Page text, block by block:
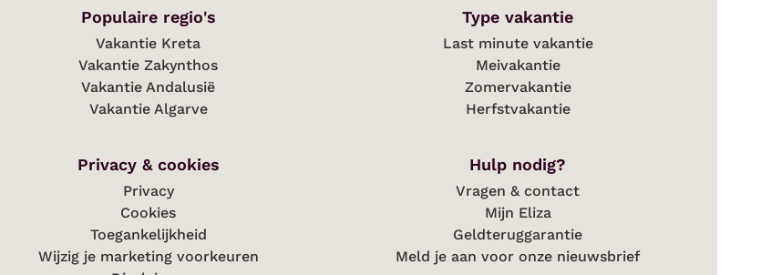
Populaire regio's
Vakantie Kreta
Vakantie Zakynthos
Vakantie Andalusië
Vakantie Algarve
Type vakantie
Last minute vakantie
Meivakantie
Zomervakantie
Herfstvakantie
Privacy & cookies
Privacy
Cookies
Toegankelijkheid
Wijzig je marketing voorkeuren
Hulp nodig?
Vragen & contact
Mijn Eliza
Geldteruggarantie
Meld je aan voor onze nieuwsbrief